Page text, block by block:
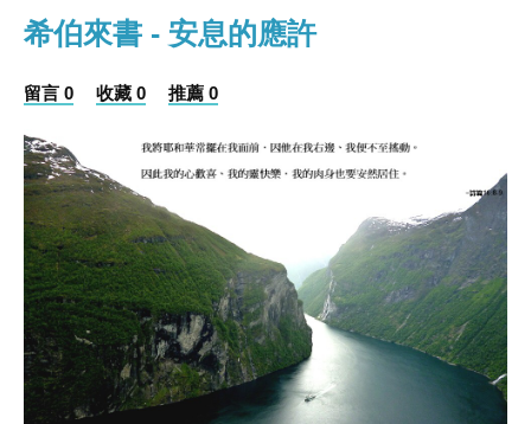
希伯來書 - 安息的應許
留言 0 收藏 0 推薦 0